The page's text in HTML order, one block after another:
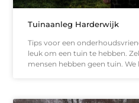
Tuinaanleg Harderwijk
Tips voor een
leuk om een tuin te hebben.
mensen hebben geen tuin. We